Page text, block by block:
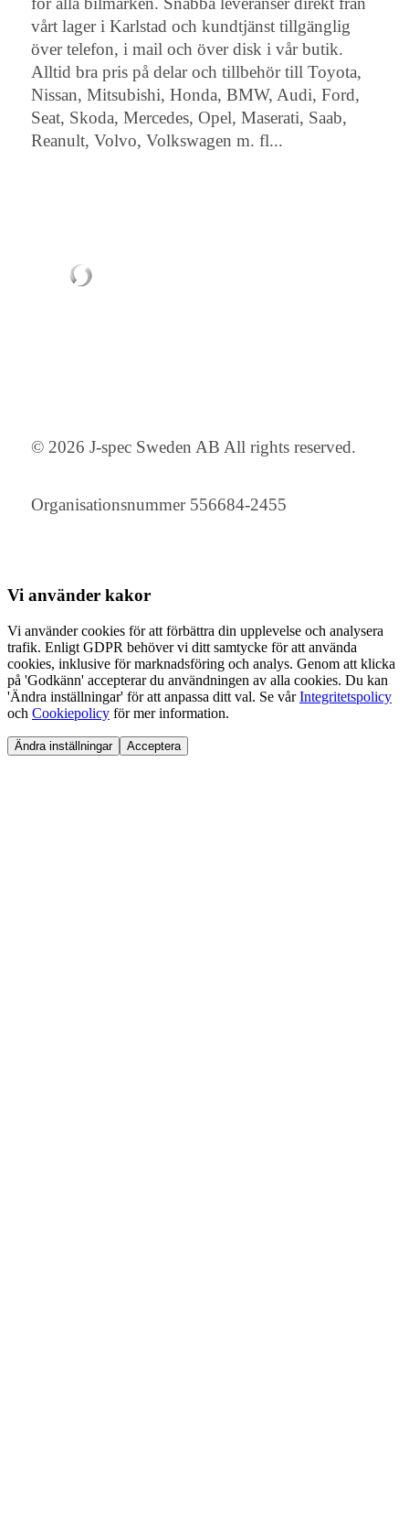
vårt lager i Karlstad och kundtjänst tillgänglig
över telefon, i mail och över disk i vår butik.
Alltid bra pris på delar och tillbehör till Toyota,
Nissan, Mitsubishi, Honda, BMW, Audi, Ford,
Seat, Skoda, Mercedes, Opel, Maserati, Saab,
Reanult, Volvo, Volkswagen m. fl...
© 2026 J-spec Sweden AB All rights reserved.
Organisationsnummer 556684-2455
Vi använder kakor
Vi använder cookies för att förbättra din upplevelse och analysera
trafik. Enligt GDPR behöver vi ditt samtycke för att använda
cookies, inklusive för marknadsföring och analys. Genom att klicka
på 'Godkänn' accepterar du användningen av alla cookies. Du kan
'Ändra inställningar' för att anpassa ditt val. Se vårIntegritetspolicy
och Cookiepolicy för mer information.
Ändra inställningar Acceptera